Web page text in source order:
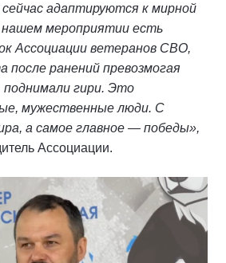
адаптируются к мирной
нашем мероприятии есть
Ассоциации ветеранов СВО,
после ранений превозмогая
гири. Это
мужественные люди. С
а самое главное — победы»,
Ассоциации.